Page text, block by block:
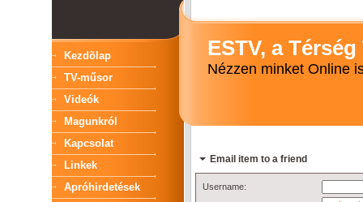
Kezdõlap
TV-műsor
Videók
Magunkról
Kapcsolat
Linkek
Apróhirdetések
ESTV, a
Nézzen minket Online
Email item to a friend
Username: